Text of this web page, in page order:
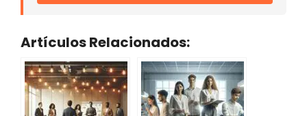
Artículos Relacionados: